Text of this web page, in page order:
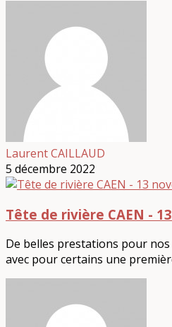
Laurent CAILLAUD
5 décembre 2022
Tête de rivière CAEN -
De belles prestations pour
avec pour certains une